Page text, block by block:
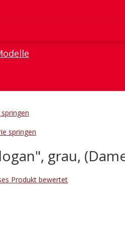
springen
grau,
Produkt bewertet